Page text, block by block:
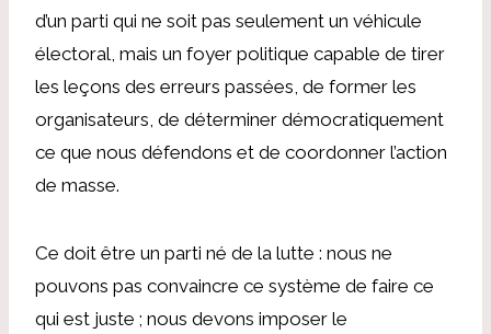
d’un parti qui ne soit pas seulement un véhicule
électoral, mais un foyer politique capable de tirer
les leçons des erreurs passées, de former les
organisateurs, de déterminer démocratiquement
ce que nous défendons et de coordonner l’action
de masse.
Ce doit être un parti né de la lutte : nous ne
pouvons pas convaincre ce système de faire ce
qui est juste ; nous devons imposer le